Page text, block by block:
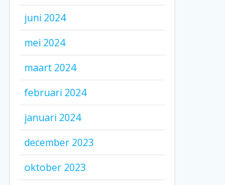
juni 2024
mei 2024
maart 2024
februari 2024
januari 2024
december 2023
oktober 2023